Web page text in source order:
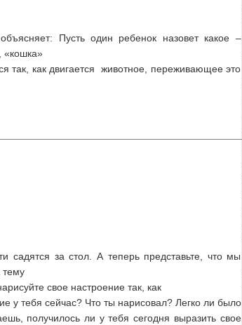
Пусть один ребенок назовет какое –
«кошка»
так, как двигается животное, переживающее это
садятся за стол. А теперь представьте, что мы
тему
свое настроение так, как
у тебя сейчас? Что ты нарисовал? Легко ли было
получилось ли у тебя сегодня выразить свое